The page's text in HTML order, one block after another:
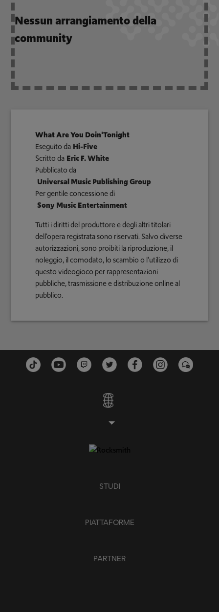
Nessun arrangiamento della
community
What Are You Doin'Tonight
Eseguito da Hi-Five
Scritto da Eric F. White
Pubblicato da
Universal Music Publishing Group
Per gentile concessione di
Sony Music Entertainment
Tutti i diritti del produttore e degli altri titolari
dell'opera registrata sono riservati. Salvo diverse
autorizzazioni, sono proibiti la riproduzione, il
noleggio, il comodato, lo scambio o l'utilizzo di
questo videogioco per rappresentazioni
pubbliche, trasmissione e distribuzione online al
pubblico.
STUDI
PIATTAFORME
PARTNER